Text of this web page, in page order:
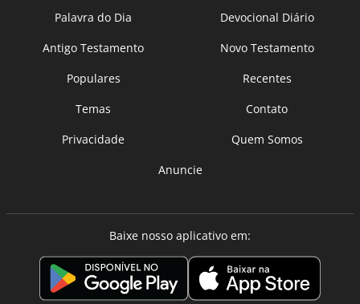
Palavra do Dia
Devocional Diário
Antigo Testamento
Novo Testamento
Populares
Recentes
Temas
Contato
Privacidade
Quem Somos
Anuncie
Baixe nosso aplicativo em: